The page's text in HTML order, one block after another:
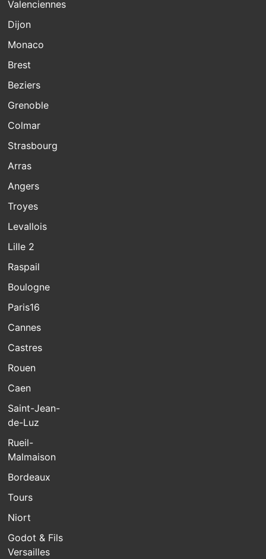
Valenciennes
Dijon
Monaco
Brest
Beziers
Grenoble
Colmar
Strasbourg
Arras
Angers
Troyes
Levallois
Lille 2
Raspail
Boulogne
Paris16
Cannes
Castres
Rouen
Caen
Saint-Jean-
de-Luz
Rueil-
Malmaison
Bordeaux
Tours
Niort
Godot & Fils
Versailles